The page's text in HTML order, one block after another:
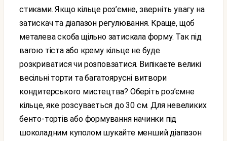
стиками. Якщо кільце роз’ємне, зверніть увагу на
затискач та діапазон регулювання. Краще, щоб
металева скоба щільно затискала форму. Так під
вагою тіста або крему кільце не буде
розкриватися чи розповзатися. Випікаєте великі
весільні торти та багатоярусні витвори
кондитерського мистецтва? Оберіть роз’ємне
кільце, яке розсувається до 30 см. Для невеликих
бенто-тортів або формування начинки під
шоколадним куполом шукайте менший діапазон